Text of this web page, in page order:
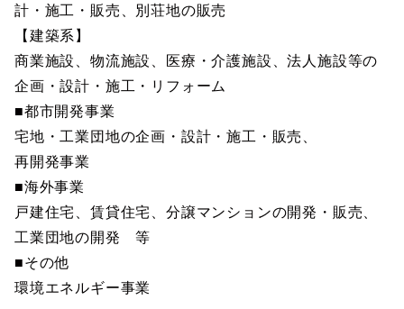
計・施工・販売、別荘地の販売
【建築系】
商業施設、物流施設、医療・介護施設、法人施設等の
企画・設計・施工・リフォーム
■都市開発事業
宅地・工業団地の企画・設計・施工・販売、
再開発事業
■海外事業
戸建住宅、賃貸住宅、分譲マンションの開発・販売、
工業団地の開発 等
■その他
環境エネルギー事業